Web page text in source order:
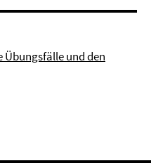
Übungsfälle und den